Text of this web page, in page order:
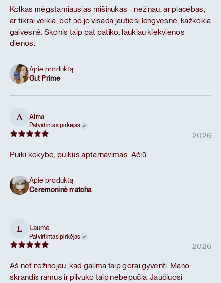
Kolkas mėgstamiausias mišinukas - nežinau, ar placebas,
ar tikrai veikia, bet po jo visada jautiesi lengvesnė, kažkokia
gaivesnė. Skonis taip pat patiko, laukiau kiekvienos
dienos.
Apie produktą
Gut Prime
A Alma
Patvirtintas pirkėjas
2026
Puiki kokybė, puikus aptarnavimas. Ačiū.
Apie produktą
Ceremoninė matcha
L Laumė
Patvirtintas pirkėjas
2026
Aš net nežinojau, kad galima taip gerai gyventi. Mano
skrandis ramus ir pilvuko taip nebepučia. Jaučiuosi